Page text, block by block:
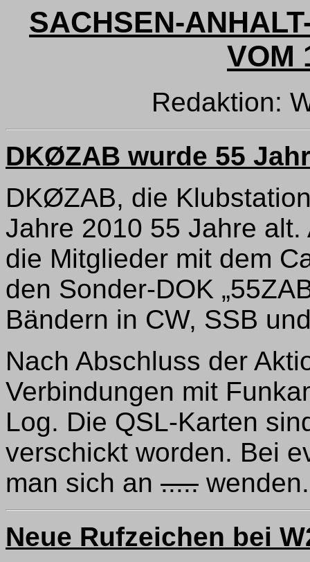
SACHSEN-
VOM
Redaktion:
DKØZAB wurde 55
DKØZAB, die
Jahre 2010 55 Jahre
die Mitglieder mit dem
den Sonder-DOK
Bändern in CW, SSB
Nach Abschluss der
Verbindungen mit
Log. Die QSL-Karten
verschickt worden. Bei
man sich an ..... wenden.
Neue Rufzeichen bei